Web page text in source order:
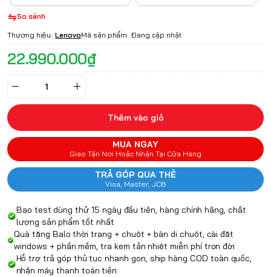
So sánh
Thương hiệu: LenovoMã sản phẩm: Đang cập nhật
22.990.000₫
Thêm vào giỏ
MUA NGAY
Giao Tận Nơi Hoặc Nhận Tại Cửa Hàng
TRẢ GÓP QUA THẺ
Visa, Master, JCB
Bao test dùng thử 15 ngày đầu tiên, hàng chính hãng, chất
lượng sản phẩm tốt nhất
Quà tặng Balo thời trang + chuột + bàn di chuột, cài đặt
windows + phần mềm, tra kem tản nhiệt miễn phí trọn đời
Hỗ trợ trả góp thủ tục nhanh gọn, ship hàng COD toàn quốc,
nhận máy thanh toán tiền